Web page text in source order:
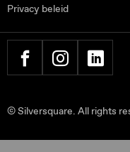
Privacy beleid
© Silversquare. All rights
FACEBOOKINSTAGRAM